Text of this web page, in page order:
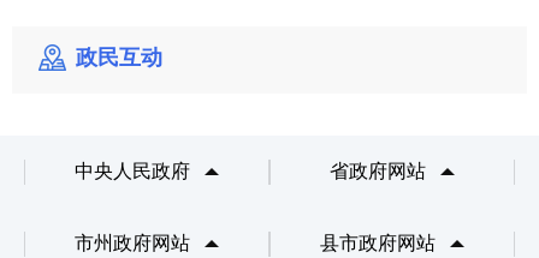
政民互动
中央人民政府 省政府网站
市州政府网站 县市政府网站